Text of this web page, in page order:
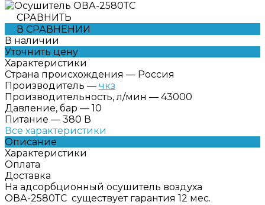
СРАВНИТЬ
В СРАВНЕНИИ
В наличии
Уточнить цену
Характеристики
Страна происхождения — Россия
Производитель — чкз
Производительность, л/мин — 43000
Давление, бар — 10
Питание — 380 В
Все характеристики
Описание
Характеристики
Оплата
Доставка
На адсорбционный осушитель воздуха
ОВА-2580ТС существует гарантия 12 мес.